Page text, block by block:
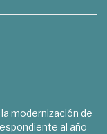
modernización de
al año